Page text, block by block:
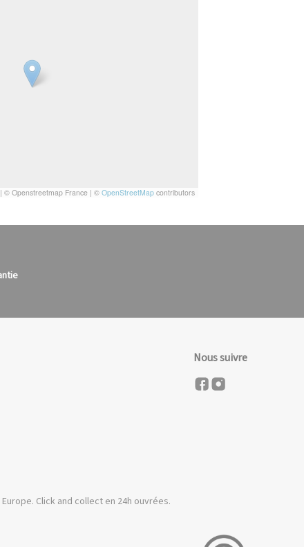
| © Openstreetmap France | © OpenStreetMapcontributors
Click and collect en 24h ouvrées.
Nous suivre